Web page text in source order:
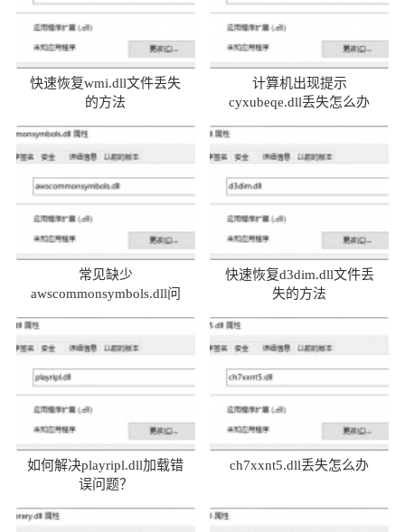
快速恢复wmi.dll文件丢失
的方法
计算机出现提示
cyxubeqe.dll丢失怎么办
常见缺少
awscommonsymbols.dll问
快速恢复d3dim.dll文件丢
失的方法
如何解决playripl.dll加载错
误问题？
ch7xxnt5.dll丢失怎么办